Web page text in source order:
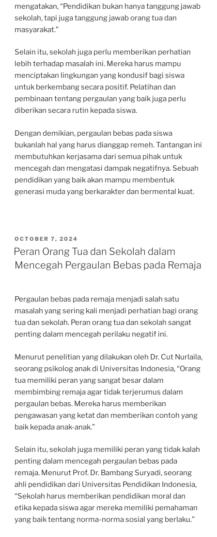
mengatakan, “Pendidikan bukan hanya tanggung jawab
sekolah, tapi juga tanggung jawab orang tua dan
masyarakat.”
Selain itu, sekolah juga perlu memberikan perhatian
lebih terhadap masalah ini. Mereka harus mampu
menciptakan lingkungan yang kondusif bagi siswa
untuk berkembang secara positif. Pelatihan dan
pembinaan tentang pergaulan yang baik juga perlu
diberikan secara rutin kepada siswa.
Dengan demikian, pergaulan bebas pada siswa
bukanlah hal yang harus dianggap remeh. Tantangan ini
membutuhkan kerjasama dari semua pihak untuk
mencegah dan mengatasi dampak negatifnya. Sebuah
pendidikan yang baik akan mampu membentuk
generasi muda yang berkarakter dan bermental kuat.
POSTED
ON
OCTOBER 7, 2024
Peran Orang Tua dan Sekolah dalam
Mencegah Pergaulan Bebas pada Remaja
Pergaulan bebas pada remaja menjadi salah satu
masalah yang sering kali menjadi perhatian bagi orang
tua dan sekolah. Peran orang tua dan sekolah sangat
penting dalam mencegah perilaku negatif ini.
Menurut penelitian yang dilakukan oleh Dr. Cut Nurlaila,
seorang psikolog anak di Universitas Indonesia, “Orang
tua memiliki peran yang sangat besar dalam
membimbing remaja agar tidak terjerumus dalam
pergaulan bebas. Mereka harus memberikan
pengawasan yang ketat dan memberikan contoh yang
baik kepada anak-anak.”
Selain itu, sekolah juga memiliki peran yang tidak kalah
penting dalam mencegah pergaulan bebas pada
remaja. Menurut Prof. Dr. Bambang Suryadi, seorang
ahli pendidikan dari Universitas Pendidikan Indonesia,
“Sekolah harus memberikan pendidikan moral dan
etika kepada siswa agar mereka memiliki pemahaman
yang baik tentang norma-norma sosial yang berlaku.”